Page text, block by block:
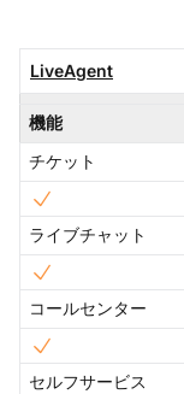
LiveAgent
機能
チケット
ライブチャット
コールセンター
セルフサービス